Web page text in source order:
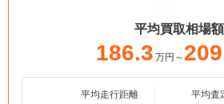
平均買取相場額
186.3 万円～
平均走行距離 平均査